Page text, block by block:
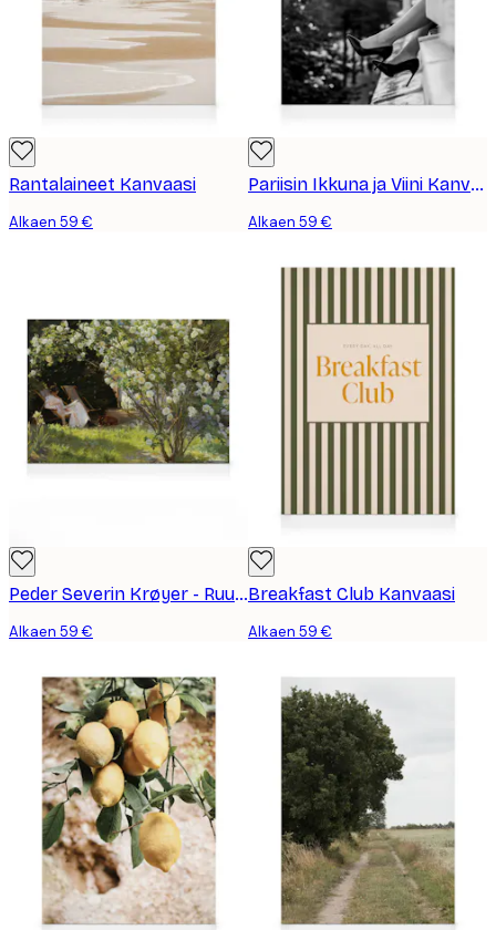
Rantalaineet Kanvaasi
Alkaen 59 €
Pariisin Ikkuna ja Viini Kanvaasi
Alkaen 59 €
Peder Severin Krøyer - Ruusut Kanvaasi
Alkaen 59 €
Breakfast Club Kanvaasi
Alkaen 59 €